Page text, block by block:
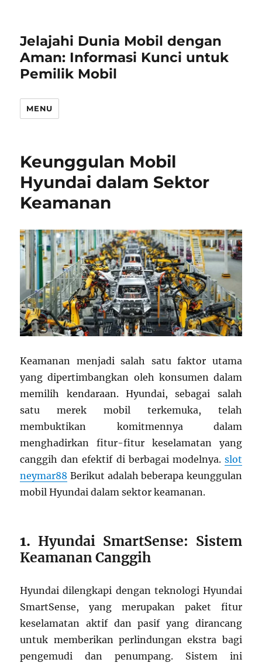
Jelajahi Dunia Mobil dengan
Aman: Informasi Kunci untuk
Pemilik Mobil
MENU
Keunggulan Mobil
Hyundai dalam Sektor
Keamanan
Keamanan menjadi salah satu faktor utama
yang dipertimbangkan oleh konsumen dalam
memilih kendaraan. Hyundai, sebagai salah
satu merek mobil terkemuka, telah
membuktikan komitmennya dalam
menghadirkan fitur-fitur keselamatan yang
canggih dan efektif di berbagai modelnya. slot
neymar88 Berikut adalah beberapa keunggulan
mobil Hyundai dalam sektor keamanan.
1. Hyundai SmartSense: Sistem
Keamanan Canggih
Hyundai dilengkapi dengan teknologi Hyundai
SmartSense, yang merupakan paket fitur
keselamatan aktif dan pasif yang dirancang
untuk memberikan perlindungan ekstra bagi
pengemudi dan penumpang. Sistem ini